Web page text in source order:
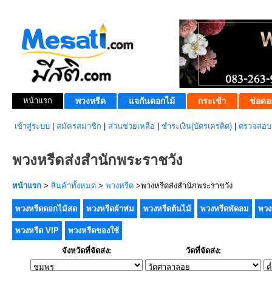
หน้าแรก พวงหรีด แจกันดอกไม้ กระเช้า ช่อดอ
เข้าสู่ระบบ สมัครสมาชิก ส่วนช่วยเหลือ ชำระเงิน(บัตรเครดิต) ตรวจสอ
พวงหรีดส่งสำนักพระราชวัง
หน้าแรก > สินค้าทั้งหมด > พวงหรีด >พวงหรีดส่งสำนักพระราชวัง
พวงหรีดดอกไม้สด พวงหรีดผ้าห่ม พวงหรีดต้นไม้ พวงหรีดพัดลม พว
พวงหรีด VIP พวงหรีดของใช้
จังหวัดที่จัดส่ง: วัดที่จัดส่ง: